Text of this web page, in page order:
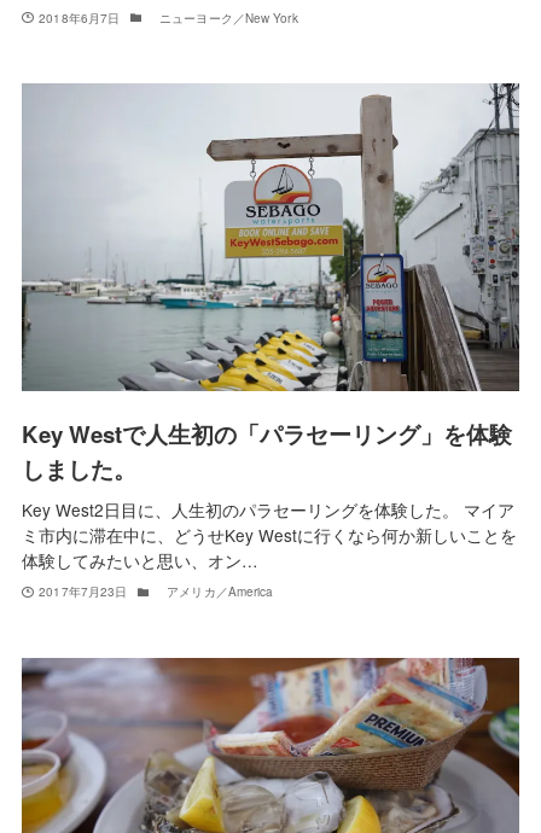
2018年6月7日 ニューヨーク／New York
Key Westで人生初の「パラセーリング」を体験
しました。
Key West2日目に、人生初のパラセーリングを体験した。 マイア
ミ市内に滞在中に、どうせKey Westに行くなら何か新しいことを
体験してみたいと思い、オン…
2017年7月23日 アメリカ／America